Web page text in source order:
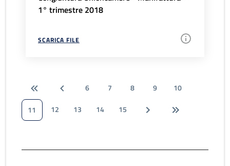
1° trimestre 2018
SCARICA FILE
6 7 8 9
10
11
12 13 14 15